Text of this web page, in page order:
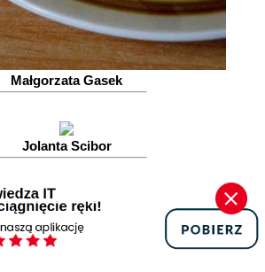
Małgorzata Gasek
Jolanta Scibor
Weronika Brzezińska